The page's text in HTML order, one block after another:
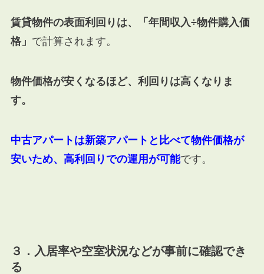
賃貸物件の表面利回りは、「年間収入÷物件購入価
格」 で計算されます。
物件価格が安くなるほど、利回りは高くなりま
す。
中古アパートは新築アパートと比べて物件価格が
安いため、高利回りでの運用が可能です。
３．入居率や空室状況などが事前に確認でき
る